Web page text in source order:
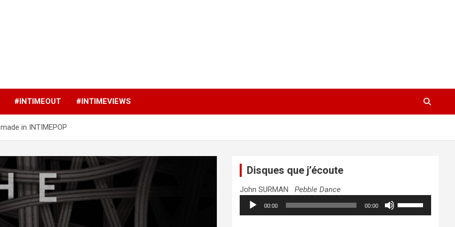
#INTIMEOUT #INTIMEVIEWS
in INTIMEPOP
Disques que j’écoute
John SURMANPebble Dance
Lecteur
audio
00:00 00:00